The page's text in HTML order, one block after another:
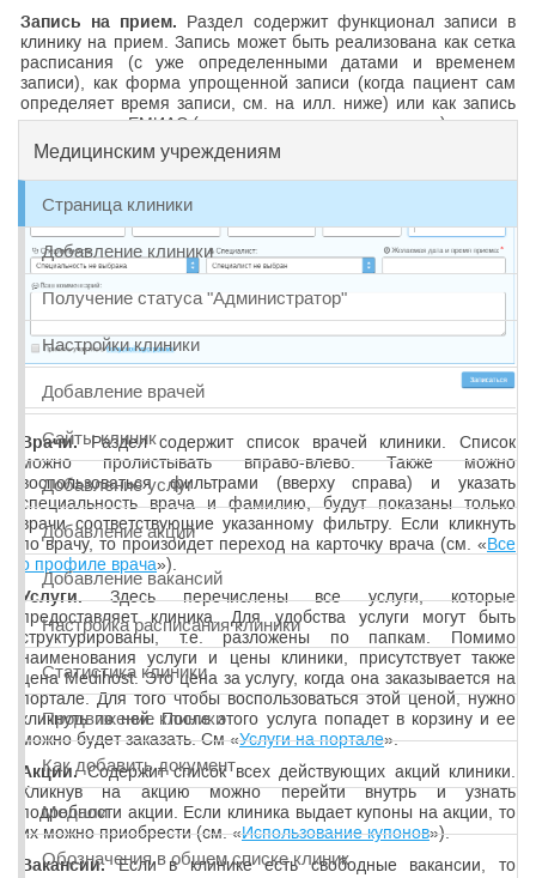
Медицинским учреждениям
Страница клиники
Добавление клиники
Получение статуса "Администратор"
Настройки клиники
Добавление врачей
Сайты клиник
Добавление услуг
Добавление акций
Добавление вакансий
Настройка расписания клиники
Статистика клиники
Продвижение клиники
Как добавить документ
Медали
Обозначения в общем списке клиник
Запись на прием. Раздел содержит функционал записи в
клинику на прием. Запись может быть реализована как сетка
расписания (с уже определенными датами и временем
записи), как форма упрощенной записи (когда пациент сам
определяет время записи, см. на илл. ниже) или как запись
через сервис ЕМИАС (если клиника государственная).
Врачи.Раздел содержит список врачей клиники. Список
можно пролистывать вправо-влево. Также можно
воспользоваться фильтрами (вверху справа) и указать
специальность врача и фамилию, будут показаны только
врачи соответствующие указанному фильтру. Если кликнуть
по врачу, то произойдет переход на карточку врача (см. «Все
о профиле врача»).
Услуги.Здесь перечислены все услуги, которые
предоставляет клиника. Для удобства услуги могут быть
структурированы, т.е. разложены по папкам. Помимо
наименования услуги и цены клиники, присутствует также
цена Medihost. Это цена за услугу, когда она заказывается на
портале. Для того чтобы воспользоваться этой ценой, нужно
кликнуть по ней. После этого услуга попадет в корзину и ее
можно будет заказать. См «Услуги на портале».
Акции.Содержит список всех действующих акций клиники.
Кликнув на акцию можно перейти внутрь и узнать
подробности акции. Если клиника выдает купоны на акции, то
их можно приобрести (см. «Использование купонов»).
Вакансии.Если в клинике есть свободные вакансии, то